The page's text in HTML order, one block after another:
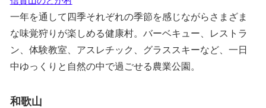
一年を通して四季それぞれの季節を感じながらさまざま
な味覚狩りが楽しめる健康村。バーベキュー、レストラ
ン、体験教室、アスレチック、グラススキーなど、一日
中ゆっくりと自然の中で過ごせる農業公園。
和歌山